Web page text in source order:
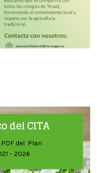
del CITA
del Plan
– 2026